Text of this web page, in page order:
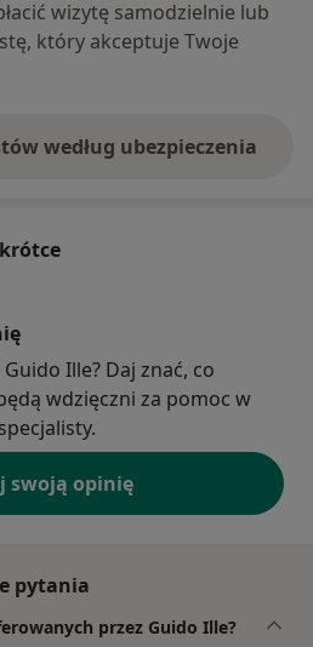
wizytę samodzielnie lub
który akceptuje Twoje
według ubezpieczenia
Ille? Daj znać, co
wdzięczni za pomoc w
swoją opinię
pytania
przez Guido Ille?